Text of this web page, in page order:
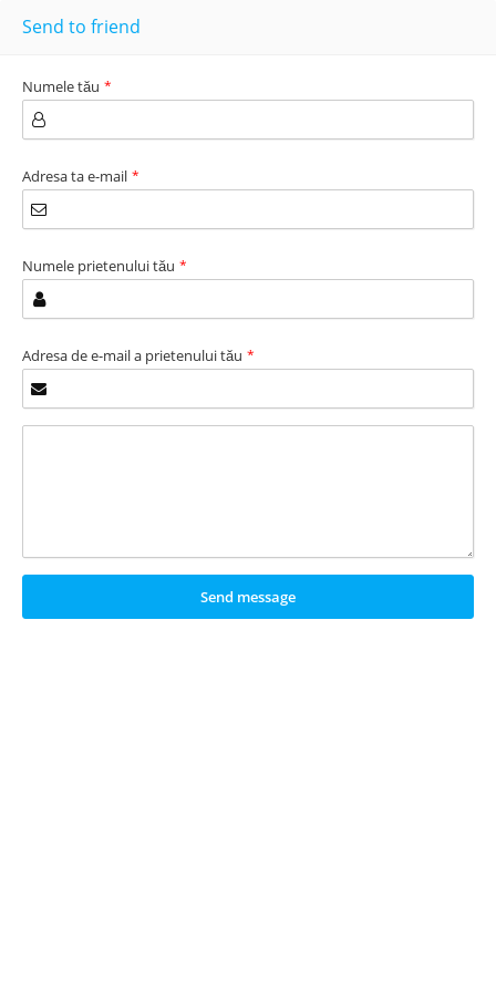
Send to friend
Numele tău *
Adresa ta e-mail *
Numele prietenului tău *
Adresa de e-mail a prietenului tău *
Send message